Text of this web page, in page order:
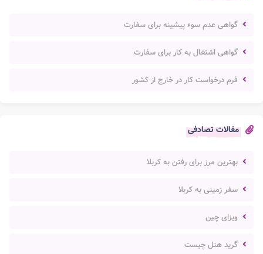
گواهی عدم سوء پیشینه برای سفارت
گواهی اشتغال به کار برای سفارت
فرم درخواست کار در خارج از کشور
مقالات تصادفی
بهترین مرز برای رفتن به کربلا
سفر زمینی به کربلا
ویزای چین
گرید هتل چیست